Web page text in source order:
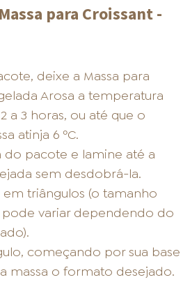
para Croissant -
deixe a Massa para
Arosa a temperatura
a 3 horas, ou até que o
atinja 6 ºC.
do pacote e lamine até a
sem desdobrá-la.
em triângulos (o tamanho
pode variar dependendo do
começando por sua base
massa o formato desejado.